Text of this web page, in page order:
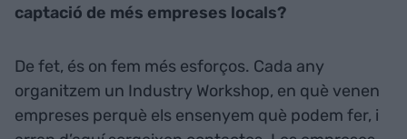
captació de més empreses locals?
De fet, és on fem més esforços. Cada any
organitzem un Industry Workshop, en què venen
empreses perquè els ensenyem què podem fer, i